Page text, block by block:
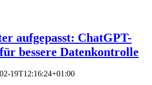
aufgepasst: ChatGPT-
bessere Datenkontrolle
19T12:16:24+01:00